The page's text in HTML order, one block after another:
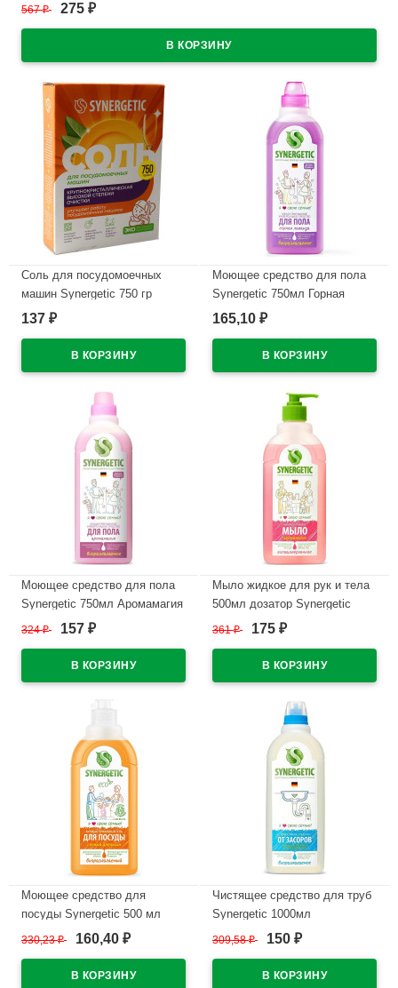
В наличии
567₽ 275 ₽
Соль для посудомоечных
машин Synergetic 750 гр
арт.102752 (Ст.12)
137 ₽
Моющее средство для пола
Synergetic 750мл Горная
лаванда арт.101752 (ст.12)
165,10 ₽
Моющее средство для пола
Synergetic 750мл Аромамагия
арт.101756 (ст.12)
324₽ 157 ₽
Мыло жидкое для рук и тела
500мл дозатор Synergetic
Аромамагия
361₽ 175 ₽
Моющее средство для
посуды Synergetic 500 мл
330,23₽ 160,40 ₽
Чистящее средство для труб
Synergetic 1000мл
арт.108100/8
309,58₽ 150 ₽